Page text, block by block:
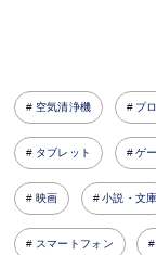
空気清浄機 プ
タブレット ゲ
映画 小説・文庫
スマートフォン